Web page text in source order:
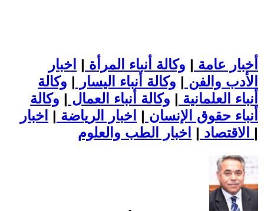
أخبار عامة | وكالة أنباء المرأة | اخبار
الأدب والفن | وكالة أنباء اليسار | وكالة
أنباء العلمانية | وكالة أنباء العمال | وكالة
أنباء حقوق الإنسان | اخبار الرياضة | اخبار
الاقتصاد | |